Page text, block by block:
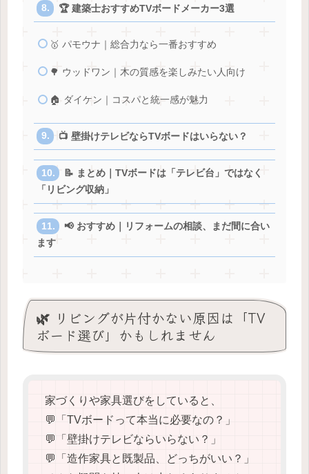
🏆 建築士おすすめTVボードメーカー3選
🥇 パモウナ｜総合力なら一番おすすめ
🌳 ウッドワン｜木の質感を楽しみたい人向け
🏠 ダイケン｜コスパと統一感が魅力
📺 壁掛けテレビならTVボードはいらない？
📝 まとめ｜TVボードは「テレビ台」ではなく
「リビング収納」
📢 おすすめ｜リフォームの相談、まだ間に合い
ます
🌿 リビングが片付かない原因は「TV
ボード選び」かもしれません
家づくりや家具選びをしていると、
💬「TVボードって本当に必要なの？」
💬「壁掛けテレビならいらない？」
💬「造作家具と既製品、どっちがいい？」